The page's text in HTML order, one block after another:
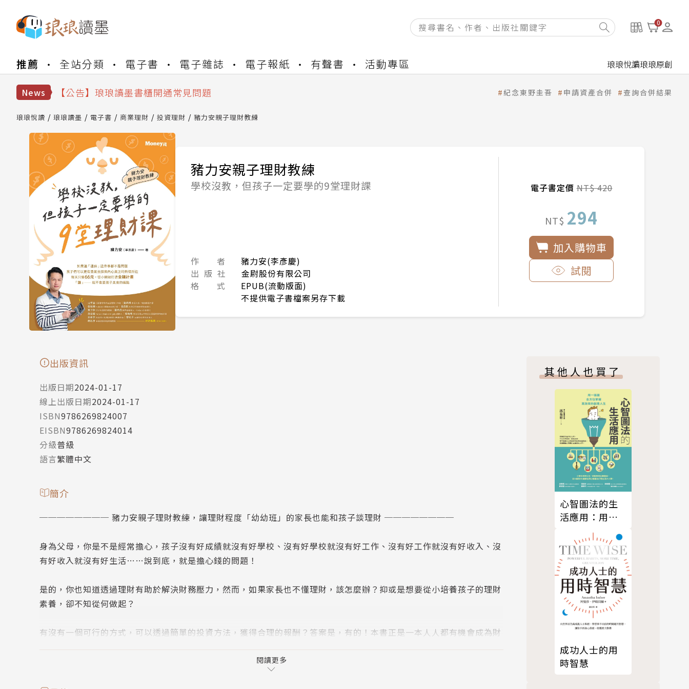
0
推薦 全站分類 電子書 電子雜誌 電子報紙 有聲書 活動專區 琅琅悅讀琅琅原創
News
【公告】8/10、8/13 行動網路降速演練提醒
【公告】琅琅讀墨書櫃開通常見問題
【公告】琅琅書店服務升級重要說明及資產合併結果查詢
【公告】8/10、8/13 行動網路降速演練提醒
紀念東野圭吾 申請資產合併 查詢合併結果
琅琅悅讀 琅琅讀墨 電子書 商業理財 投資理財 豬力安親子理財教練
豬力安親子理財教練
學校沒教，但孩子一定要學的9堂理財課
作 者
豬力安(李彥慶)
出 版 社
金尉股份有限公司
格 式
EPUB(流動版面)
不提供電子書檔案另存下載
電子書定價NT$ 420
NT$ 294
加入購物車
試閱
出版資訊
出版日期2024-01-17
線上出版日期2024-01-17
ISBN9786269824007
EISBN9786269824014
分級普級
語言繁體中文
簡介
──────── 豬力安親子理財教練，讓理財程度「幼幼班」的家長也能和孩子談理財 ────────
身為父母，你是不是經常擔心，孩子沒有好成績就沒有好學校、沒有好學校就沒有好工作、沒有好工作就沒有好收入、沒
有好收入就沒有好生活……說到底，就是擔心錢的問題！
是的，你也知道透過理財有助於解決財務壓力，然而，如果家長也不懂理財，該怎麼辦？抑或是想要從小培養孩子的理財
素養，卻不知從何做起？
有沒有一個可行的方式，可以透過簡單的投資方法，獲得合理的報酬？答案是，有的！本書正是一本人人都有機會成為財
閱讀更多
其他人也買了
心智圖法的生
活應用：用一
張圖全方位掌
握高效率的創
意人生
成功人士的用
時智慧